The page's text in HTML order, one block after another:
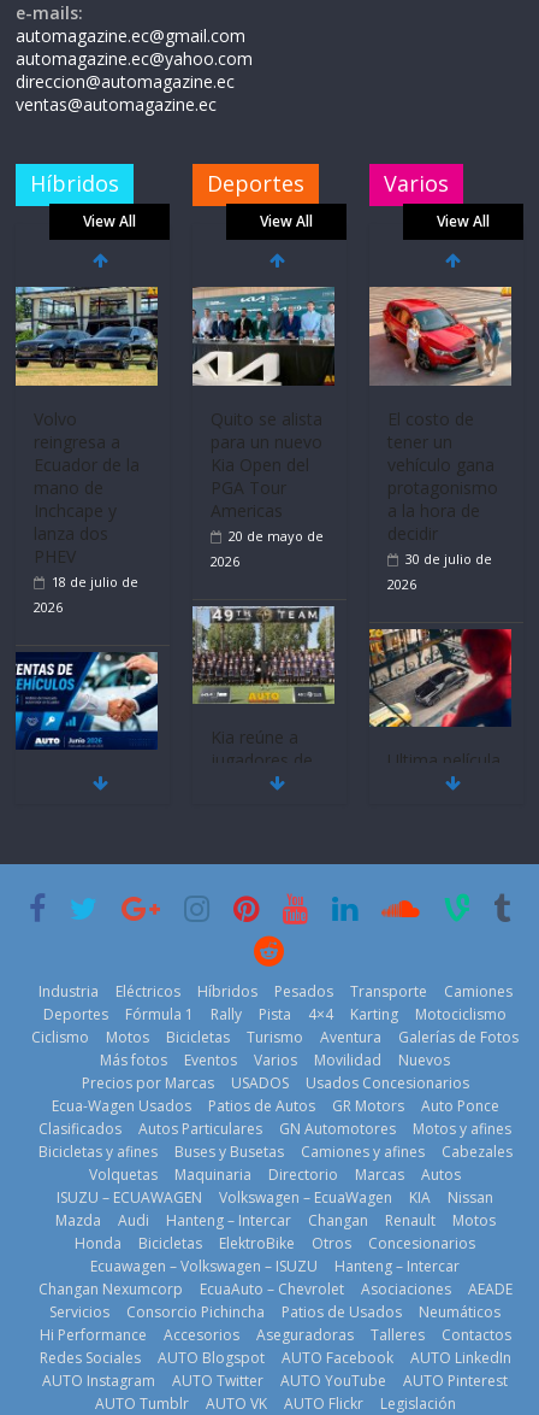
e-mails:
automagazine.ec@gmail.com
automagazine.ec@yahoo.com
direccion@automagazine.ec
ventas@automagazine.ec
Híbridos
View All
Volvo
reingresa a
Ecuador de la
mano de
Inchcape y
lanza dos
PHEV
2026
Mercado
automotor
semestre en la
11 de julio de
BMW, Toyota,
Bosch y
Repsol
prueban flota
que usa
gasolina 100%
renovable
25 de julio de
2026
Deportes
View All
La FEDAK
recibe 12
Sinotruk
Bolden para
de La Vuelta
31 de julio de
2026
Quito se alista
para un nuevo
Kia Open del
Americas
20 de mayo de
Kia reúne a
jugadores de
fútbol de todo
el mundo en
‘Kia OMBC
Cup’
6 de mayo de
2026
La Vuelta al
Ecuador 2026,
edición 47ª,
recorre 7
provincias en 8
Varios
View All
El costo de
tener un
vehículo gana
protagonismo
a la hora de
decidir
2026
Ultima película
‘Spider‑Man:
Brand New
BMW
2026
¿Qué puede
pasar con tu
vehículo si
permanece
varios días sin
usar?
3 de agosto de
Industria Eléctricos Híbridos Pesados Transporte
Camiones
Deportes
Fórmula 1 Rally Pista 4×4 Karting
Motociclismo
Ciclismo
Motos Bicicletas Turismo Aventura
Galerías de Fotos
Más fotos
Eventos Varios Movilidad
Nuevos
Precios por Marcas
USADOS
Usados Concesionarios
Ecua-Wagen Usados
Patios de Autos GR Motors
Auto Ponce
Clasificados
Autos Particulares GN Automotores
Motos y afines
Bicicletas y afines
Buses y Busetas Camiones y afines
Cabezales
Volquetas
Maquinaria Directorio Marcas
Autos
ISUZU – ECUAWAGEN
Volkswagen – EcuaWagen KIA
Nissan
Mazda
Audi Hanteng – Intercar Changan Renault
Motos
Honda
Bicicletas ElektroBike Otros
Concesionarios
Ecuawagen – Volkswagen – ISUZU
Hanteng – Intercar
Changan Nexumcorp
EcuaAuto – Chevrolet Asociaciones
AEADE
Servicios
Consorcio Pichincha Patios de Usados
Neumáticos
Hi Performance
Accesorios Aseguradoras Talleres
Contactos
Redes Sociales
AUTO Blogspot AUTO Facebook
AUTO LinkedIn
AUTO Instagram
AUTO Twitter AUTO YouTube
AUTO Pinterest
AUTO Tumblr
AUTO VK AUTO Flickr Legislación